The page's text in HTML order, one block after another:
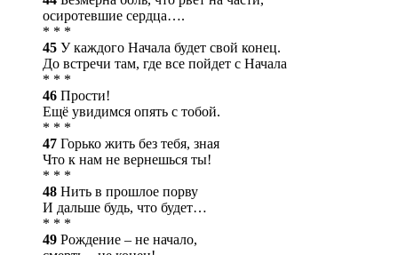
осиротевшие сердца….
* * *
45 У каждого Начала будет свой конец.
До встречи там, где все пойдет с Начала
* * *
46 Прости!
Ещё увидимся опять с тобой.
* * *
47 Горько жить без тебя, зная
Что к нам не вернешься ты!
* * *
48 Нить в прошлое порву
И дальше будь, что будет…
* * *
49 Рождение – не начало,